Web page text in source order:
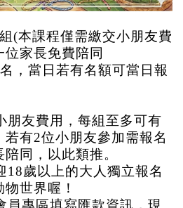
(本課程僅需繳交小朋友費
家長免費陪同
，當日若有名額可當日報
朋友費用，每組至多可有
有2位小朋友參加需報名
同，以此類推。
18歲以上的大人獨立報名
世界喔！
員專區填寫匯款資訊，現